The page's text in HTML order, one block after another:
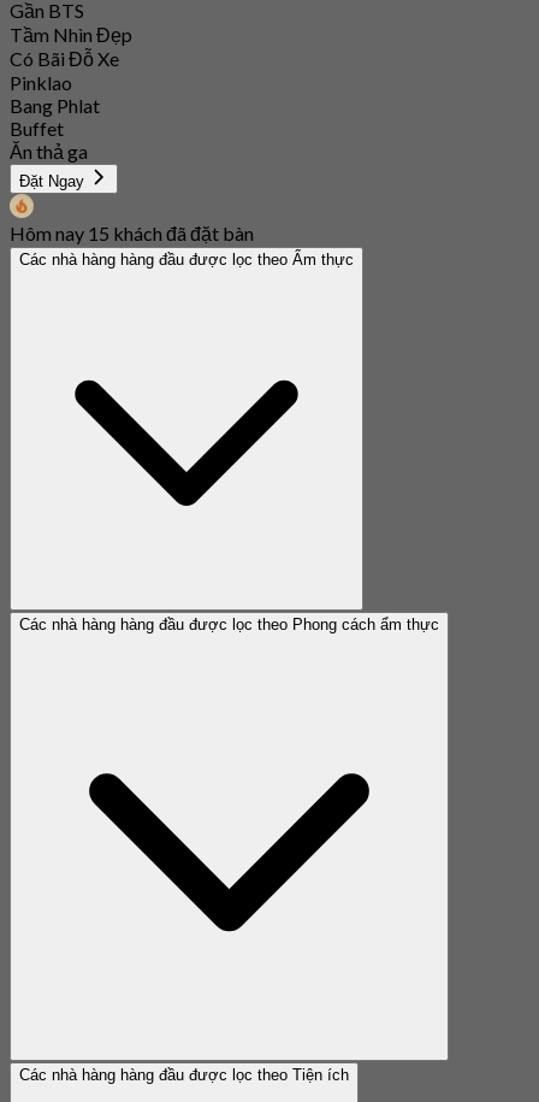
Gần BTS
Tầm Nhìn Đẹp
Có Bãi Đỗ Xe
Pinklao
Bang Phlat
Buffet
Ăn thả ga
Đặt Ngay
Hôm nay 15 khách đã đặt bàn
Các nhà hàng hàng đầu được lọc theo Ẩm thực
Các nhà hàng hàng đầu được lọc theo Phong cách ẩm thực
Các nhà hàng hàng đầu được lọc theo Tiện ích